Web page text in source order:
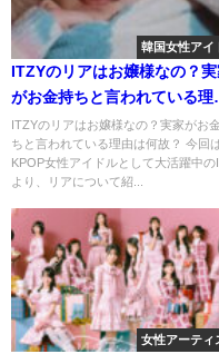
韓国女性アイ
ITZYのリアはお嬢様なの？
がお金持ちと言われている理
は何故？
ITZYのリアはお嬢様なの？実家がお
ちと言われている理由は何故？ 今回
KPOP女性アイドルとして大活躍中の
より、リアについて紹...
女性アーティ